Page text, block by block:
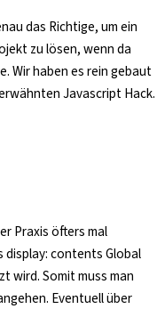
das Richtige, um ein
zu lösen, wenn da
Wir haben es rein gebaut
Javascript Hack.
Praxis öfters mal
contents Global
wird. Somit muss man
Eventuell über